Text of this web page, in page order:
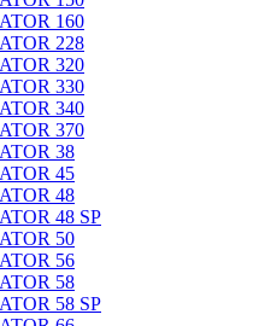
160
228
320
330
340
370
38
45
48
48 SP
50
56
58
58 SP